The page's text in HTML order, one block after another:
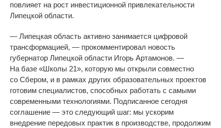
повлияет на рост инвестиционной привлекательности
Липецкой области.
— Липецкая область активно занимается цифровой
трансформацией, — прокомментировал новость
губернатор Липецкой области Игорь Артамонов. —
На базе «Школы 21», которую мы открыли совместно
со Сбером, и в рамках других образовательных проектов
готовим специалистов, способных работать с самыми
современными технологиями. Подписанное сегодня
соглашение — это следующий шаг: мы ускорим
внедрение передовых практик в производстве, продолжим